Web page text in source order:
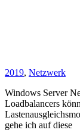
2019, Netzwerk
Windows Server
Loadbalancers
gehe ich auf diese